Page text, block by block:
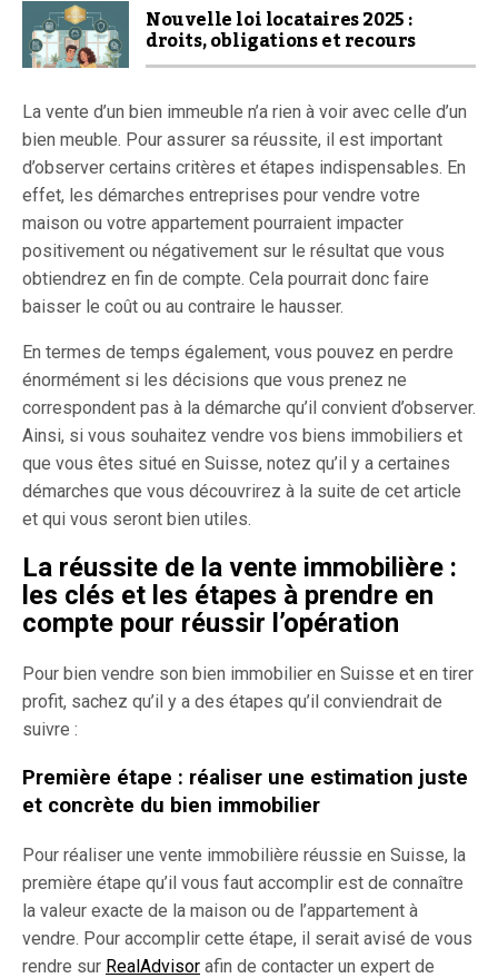
Nouvelle loi locataires 2025 :
droits, obligations et recours
La vente d’un bien immeuble n’a rien à voir avec celle d’un
bien meuble. Pour assurer sa réussite, il est important
d’observer certains critères et étapes indispensables. En
effet, les démarches entreprises pour vendre votre
maison ou votre appartement pourraient impacter
positivement ou négativement sur le résultat que vous
obtiendrez en fin de compte. Cela pourrait donc faire
baisser le coût ou au contraire le hausser.
En termes de temps également, vous pouvez en perdre
énormément si les décisions que vous prenez ne
correspondent pas à la démarche qu’il convient d’observer.
Ainsi, si vous souhaitez vendre vos biens immobiliers et
que vous êtes situé en Suisse, notez qu’il y a certaines
démarches que vous découvrirez à la suite de cet article
et qui vous seront bien utiles.
La réussite de la vente immobilière :
les clés et les étapes à prendre en
compte pour réussir l’opération
Pour bien vendre son bien immobilier en Suisse et en tirer
profit, sachez qu’il y a des étapes qu’il conviendrait de
suivre :
Première étape : réaliser une estimation juste
et concrète du bien immobilier
Pour réaliser une vente immobilière réussie en Suisse, la
première étape qu’il vous faut accomplir est de connaître
la valeur exacte de la maison ou de l’appartement à
vendre. Pour accomplir cette étape, il serait avisé de vous
rendre sur RealAdvisor afin de contacter un expert de